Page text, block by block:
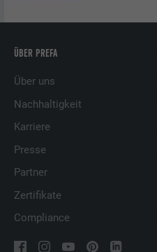
ÜBER PREFA
Über uns
Nachhaltigkeit
Karriere
Presse
Partner
Zertifikate
Compliance